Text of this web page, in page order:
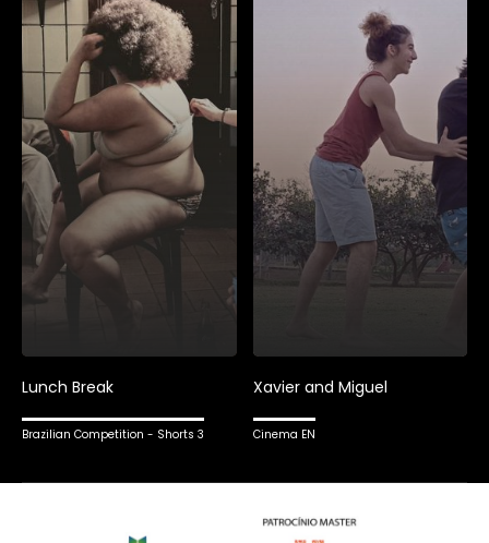
Lunch Break
Brazilian Competition - Shorts 3
Xavier and Miguel
Cinema EN